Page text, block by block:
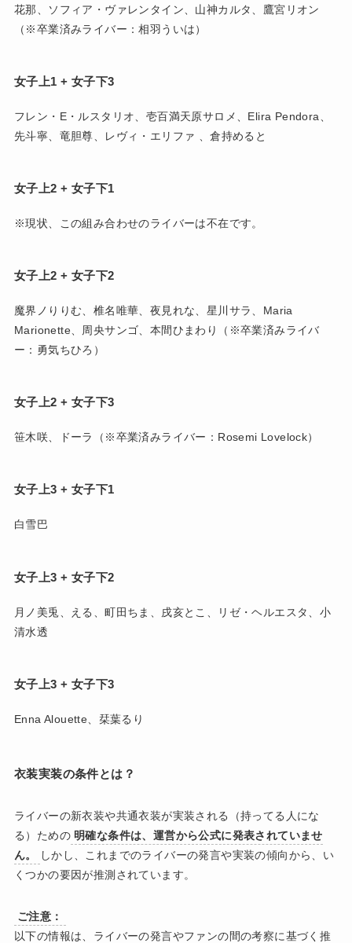
花那、ソフィア・ヴァレンタイン、山神カルタ、鷹宮リオン
（※卒業済みライバー：相羽ういは）
女子上1 + 女子下3
フレン・E・ルスタリオ、壱百満天原サロメ、Elira Pendora、
先斗寧、竜胆尊、レヴィ・エリファ 、倉持めると
女子上2 + 女子下1
※現状、この組み合わせのライバーは不在です。
女子上2 + 女子下2
魔界ノりりむ、椎名唯華、夜見れな、星川サラ、Maria
Marionette、周央サンゴ、本間ひまわり（※卒業済みライバ
ー：勇気ちひろ）
女子上2 + 女子下3
笹木咲、ドーラ（※卒業済みライバー：Rosemi Lovelock）
女子上3 + 女子下1
白雪巴
女子上3 + 女子下2
月ノ美兎、える、町田ちま、戌亥とこ、リゼ・ヘルエスタ、小
清水透
女子上3 + 女子下3
Enna Alouette、栞葉るり
衣装実装の条件とは？
ライバーの新衣装や共通衣装が実装される（持ってる人にな
る）ための 明確な条件は、運営から公式に発表されていませ
ん。
しかし、これまでのライバーの発言や実装の傾向から、い
くつかの要因が推測されています。
ご注意：
以下の情報は、ライバーの発言やファンの間の考察に基づく推